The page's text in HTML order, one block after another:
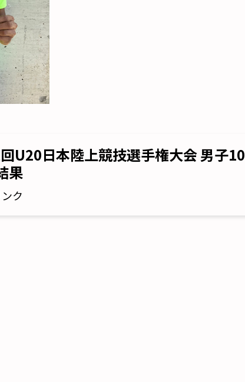
U20日本陸上競技選手権大会 男子10
果
ク